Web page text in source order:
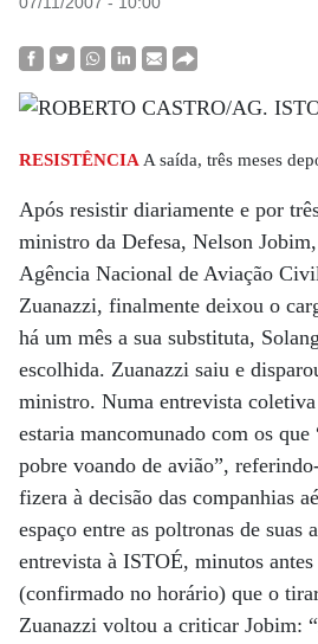
RESISTÊNCIAA saída, três meses
Após resistir diariamente e por
ministro da Defesa, Nelson
Agência Nacional de Aviação
Zuanazzi, finalmente deixou o
há um mês a sua substituta,
escolhida. Zuanazzi saiu e
ministro. Numa entrevista
estaria mancomunado com os que
pobre voando de avião”,
fizera à decisão das companhias
espaço entre as poltronas de suas
entrevista à ISTOÉ, minutos
(confirmado no horário) que o
Zuanazzi voltou a criticar Jobim: